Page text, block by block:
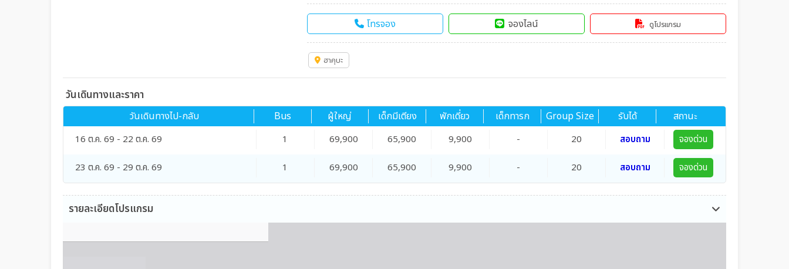
โทรจอง จองไลน์ ดูโปรแกรม
ฮาคุบะ
วันเดินทางและราคา
วันเดินทางไป-กลับ Bus ผู้ใหญ่ เด็กมีเตียง พักเดี่ยว เด็กทารก Group Size รับได้ สถานะ
16 ต.ค. 69 - 22 ต.ค. 69 1 69,900 65,900 9,900 - 20 สอบถาม จองด่วน
23 ต.ค. 69 - 29 ต.ค. 69 1 69,900 65,900 9,900 - 20 สอบถาม จองด่วน
รายละเอียดโปรแกรม